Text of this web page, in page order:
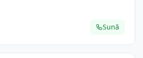
Sună